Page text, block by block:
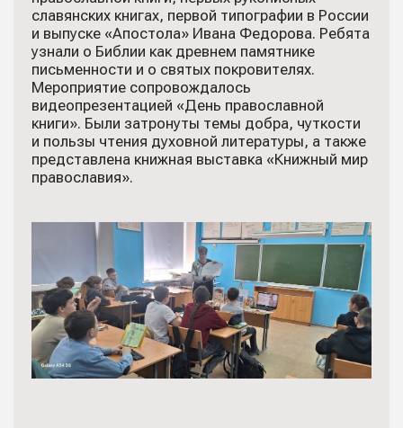
славянских книгах, первой типографии в России
и выпуске «Апостола» Ивана Федорова. Ребята
узнали о Библии как древнем памятнике
письменности и о святых покровителях.
Мероприятие сопровождалось
видеопрезентацией «День православной
книги». Были затронуты темы добра, чуткости
и пользы чтения духовной литературы, а также
представлена книжная выставка «Книжный мир
православия».